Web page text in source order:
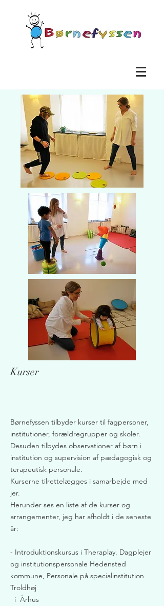
Kurser
Børnefyssen tilbyder kurser til fagpersoner,
institutioner, forældregrupper og skoler.
Desuden tilbydes observationer af børn i
institution og supervision af pædagogisk og
terapeutisk personale.
Kurserne tilrettelægges i samarbejde med
jer.
Herunder ses en liste af de kurser og
arrangementer, jeg har afholdt i de seneste
år:
- Introduktionskursus i Theraplay. Dagplejer
og institutionspersonale Hedensted
kommune, Personale på specialinstitution
Troldhøj
i Århus